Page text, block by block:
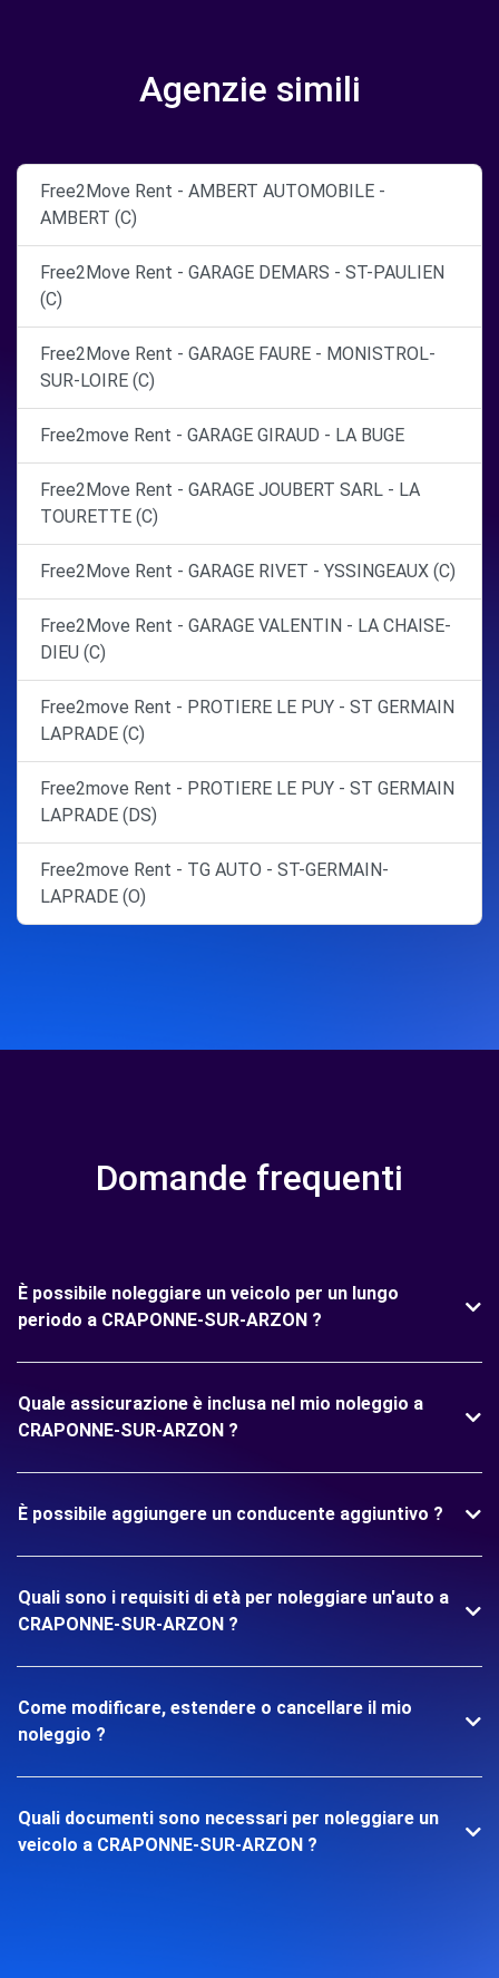
Agenzie simili
Free2Move Rent - AMBERT AUTOMOBILE -
AMBERT (C)
Free2Move Rent - GARAGE DEMARS - ST-PAULIEN
(C)
Free2Move Rent - GARAGE FAURE - MONISTROL-
SUR-LOIRE (C)
Free2move Rent - GARAGE GIRAUD - LA BUGE
Free2Move Rent - GARAGE JOUBERT SARL - LA
TOURETTE (C)
Free2Move Rent - GARAGE RIVET - YSSINGEAUX (C)
Free2Move Rent - GARAGE VALENTIN - LA CHAISE-
DIEU (C)
Free2move Rent - PROTIERE LE PUY - ST GERMAIN
LAPRADE (C)
Free2move Rent - PROTIERE LE PUY - ST GERMAIN
LAPRADE (DS)
Free2move Rent - TG AUTO - ST-GERMAIN-
LAPRADE (O)
Domande frequenti
È possibile noleggiare un veicolo per un lungo
periodo a CRAPONNE-SUR-ARZON ?
Quale assicurazione è inclusa nel mio noleggio a
CRAPONNE-SUR-ARZON ?
È possibile aggiungere un conducente aggiuntivo ?
Quali sono i requisiti di età per noleggiare un'auto a
CRAPONNE-SUR-ARZON ?
Come modificare, estendere o cancellare il mio
noleggio ?
Quali documenti sono necessari per noleggiare un
veicolo a CRAPONNE-SUR-ARZON ?